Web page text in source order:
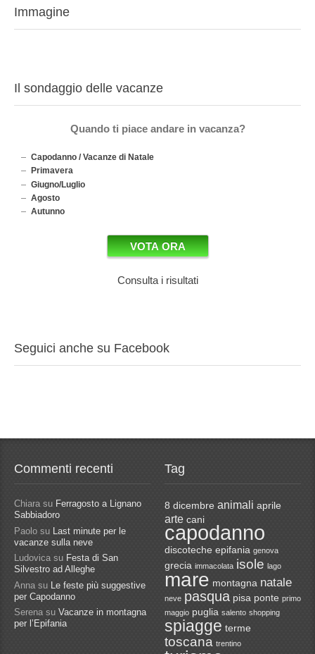
Immagine
Il sondaggio delle vacanze
Quando ti piace andare in vacanza?
Capodanno / Vacanze di Natale
Primavera
Giugno/Luglio
Agosto
Autunno
Consulta i risultati
Seguici anche su Facebook
Commenti recenti
Chiarasu Ferragosto a Lignano
Sabbiadoro
Paolo su
Last minute per le
vacanze sulla neve
Ludovica su Festa di San
Silvestro ad Alleghe
Anna su
Le feste più suggestive
per Capodanno
Serena su Vacanze in montagna
per l’Epifania
Tag
8 dicembre animali aprile
arte cani
capodanno
discoteche epifania genova
grecia immacolata isole lago
mare montagna natale
neve pasqua pisa ponte primo
maggio puglia salento shopping
spiagge terme
toscana trentino